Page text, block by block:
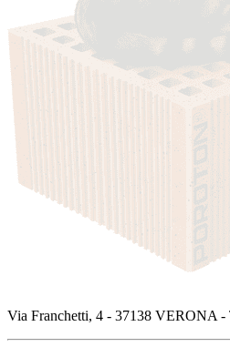
Via Franchetti, 4 - 37138 VERONA